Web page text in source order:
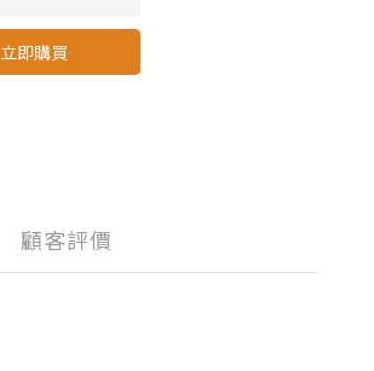
立即購買
顧客評價